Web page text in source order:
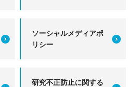
ソーシャルメディアポ
リシー
研究不正防止に関する